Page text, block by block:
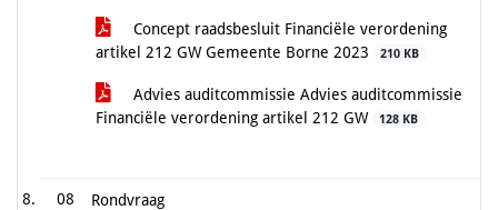
Concept raadsbesluit Financiële verordening
artikel 212 GW Gemeente Borne 2023
210 KB
Advies auditcommissie Advies auditcommissie
Financiële verordening artikel 212 GW
128 KB
08 Rondvraag